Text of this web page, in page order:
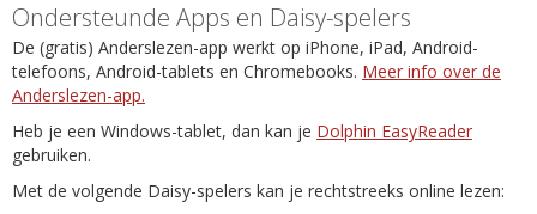
Ondersteunde Apps en Daisy-spelers
De (gratis) Anderslezen-app werkt op iPhone, iPad, Android-
telefoons, Android-tablets en Chromebooks. Meer info over de
Anderslezen-app.
Heb je een Windows-tablet, dan kan je Dolphin EasyReader
gebruiken.
Met de volgende Daisy-spelers kan je rechtstreeks online lezen: